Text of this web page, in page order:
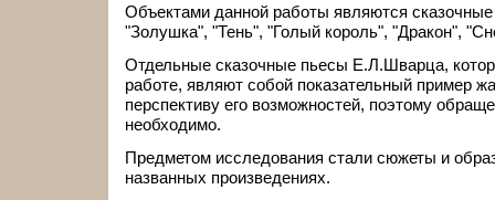
Объектами данной работы являются
"Золушка", "Тень", "Голый король", "Дракон",
Отдельные сказочные пьесы Е.Л.Шварца,
работе, являют собой показательный пример
перспективу его возможностей, поэтому
необходимо.
Предметом исследования стали сюжеты и
названных произведениях.